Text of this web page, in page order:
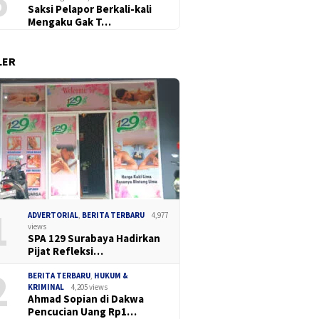
Madas Sedarah
Gelar Cangkrukan
Bahas Keamanan
dan Ilmu Intelijen
TNI-Polri
Soal Penertiban Satpol PP,
Saksi Pelapor Berkali-kali
Mengaku Gak T…
ADVERTORIAL BERITA TERBARU
4,977
views
SPA 129 Surabaya Hadirkan
Pijat Refleksi…
BERITA TERBARU HUKUM &
KRIMINAL
4,205 views
Ahmad Sopian di Dakwa
Pencucian Uang Rp1…